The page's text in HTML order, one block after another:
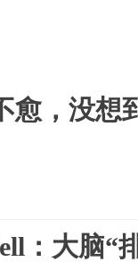
愈，没想
：大脑“